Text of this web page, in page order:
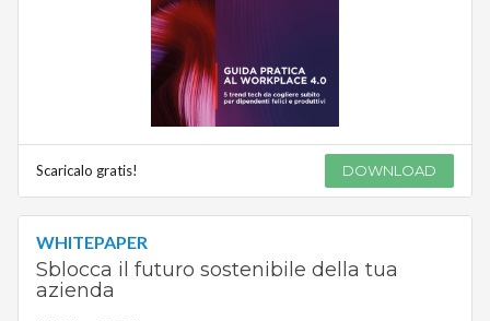
Scaricalo gratis! DOWNLOAD
WHITEPAPER
Sblocca il futuro sostenibile della tua
azienda